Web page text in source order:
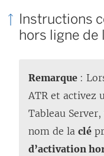
Instructions
hors ligne de
Remarque :
ATR et activez
Tableau Server
nom de la clé
d’activation